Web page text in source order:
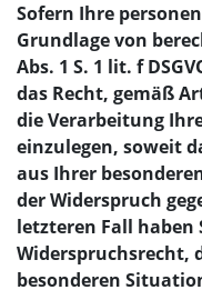
Sofern Ihre
Grundlage von
Abs. 1 S. 1 lit. f
das Recht, gemäß
die Verarbeitung
einzulegen, soweit
aus Ihrer
der Widerspruch
letzteren Fall haben
Widerspruchsrecht,
besonderen